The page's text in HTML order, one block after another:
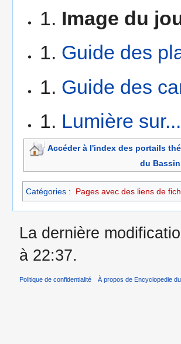
Image du
Guide des
Guide des
Lumière sur...
Accéder à l'index des portails
du Bassin
Catégories : Pages avec des liens de
La dernière
à 22:37.
Politique de confidentialité À propos de Encyclopedie